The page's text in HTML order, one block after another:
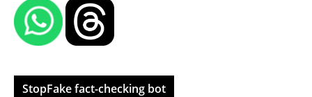
StopFake fact-checking bot